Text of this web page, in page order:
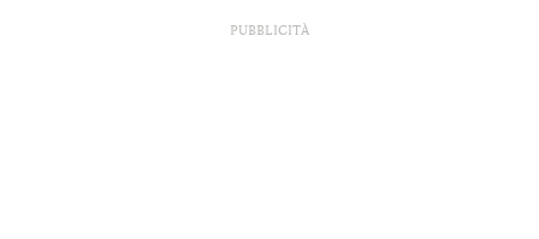
PUBBLICITÀ